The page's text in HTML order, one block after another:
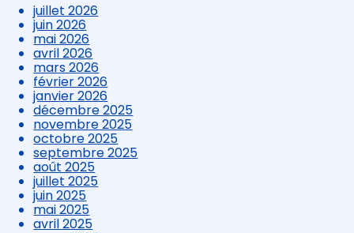
juillet 2026
juin 2026
mai 2026
avril 2026
mars 2026
février 2026
janvier 2026
décembre 2025
novembre 2025
octobre 2025
septembre 2025
août 2025
juillet 2025
juin 2025
mai 2025
avril 2025